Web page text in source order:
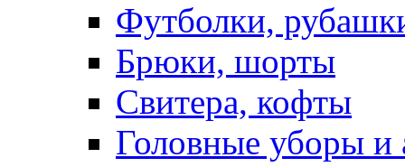
Футболки,
Брюки, шорты
Свитера, кофты
Головные уборы и